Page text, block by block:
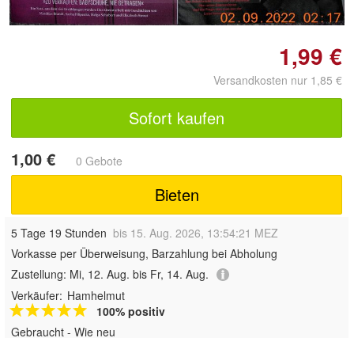
1,99 €
Versandkosten nur 1,85 €
Sofort kaufen
1,00 €
0 Gebote
Bieten
5 Tage 19 Stunden bis 15. Aug. 2026, 13:54:21 MEZ
Vorkasse per Überweisung, Barzahlung bei Abholung
Zustellung: Mi, 12. Aug. bis Fr, 14. Aug.
Verkäufer: Hamhelmut
100% positiv
Gebraucht - Wie neu